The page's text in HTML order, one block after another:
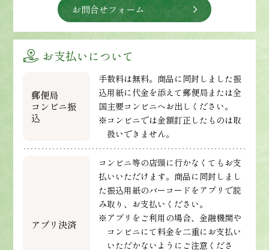
お問合せフォーム
お支払いについて
郵便局
コンビニ振
込
手数料は無料。商品に同封しました振
込用紙に代金を添えて郵便局または全
国主要コンビニへお出しください。
※コンビニでは金額訂正したものは取
扱いできません。
アプリ決済
コンビニ等の店頭に行かなくてもお支
払いいただけます。商品に同封しまし
た振込用紙のバーコードをアプリで読
み取り、お支払いください。
※アプリをご利用の場合、金融機関や
コンビニにて料金を二重にお支払い
いただかないようにご注意くださ